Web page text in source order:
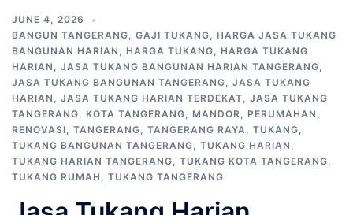
JUNE 4, 2026
BANGUN TANGERANG, GAJI TUKANG, HARGA JASA TUKANG
BANGUNAN HARIAN , HARGA TUKANG, HARGA TUKANG
HARIAN , JASA TUKANG BANGUNAN HARIAN TANGERANG,
JASA TUKANG BANGUNAN TANGERANG, JASA TUKANG
HARIAN , JASA TUKANG HARIAN TERDEKAT, JASA TUKANG
TANGERANG, KOTA TANGERANG, MANDOR, PERUMAHAN ,
RENOVASI, TANGERANG, TANGERANG RAYA, TUKANG,
TUKANG BANGUNAN TANGERANG, TUKANG HARIAN ,
TUKANG HARIAN TANGERANG, TUKANG KOTA TANGERANG,
TUKANG RUMAH , TUKANG TANGERANG